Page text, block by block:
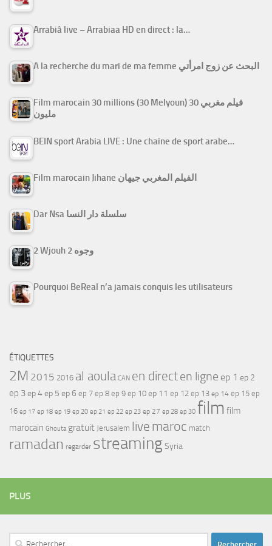
Arrabiâ live – Arrabiaa HD en direct : la…
A la recherche du mari de ma femme البحث عن زوج امرأتي
Film marocain 30 millions (30 Melyoun) فيلم مغربي 30
مليون
BEIN sport Arabia LIVE : Une chaine de sport arabe…
Film marocain Jihane الفيلم المغربي جيهان
Dar Nsa سلسلة دار النسا
2 Wjouh 2 وجوه
Pourquoi BeReal n’a jamais conquis les utilisateurs
ÉTIQUETTES
2M 2015 2016 al aoula CAN en directen ligne ep 1 ep 2
ep 3ep 4ep 5 ep 6 ep 7 ep 8 ep 9 ep 10 ep 11 ep 12 ep 13 ep 14 ep 15 ep
16 ep 17 ep 18 ep 19 ep 20 ep 21 ep 22 ep 23 ep 27 ep 28 ep 30 film film
marocain Ghouta gratuit Jerusalem live maroc match
ramadan regarder streamingSyria
PLUS
Rechercher :